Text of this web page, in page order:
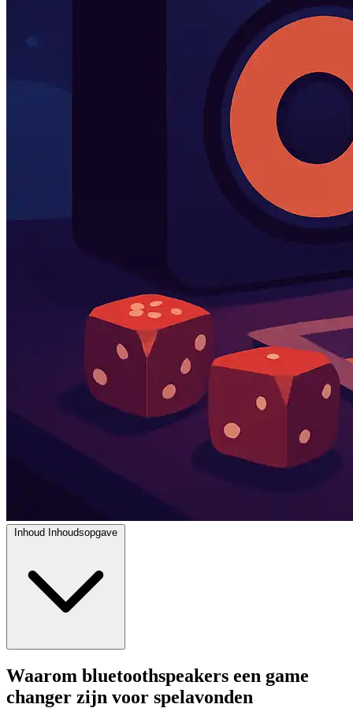
Inhoud Inhoudsopgave
Waarom bluetoothspeakers een game
changer zijn voor spelavonden